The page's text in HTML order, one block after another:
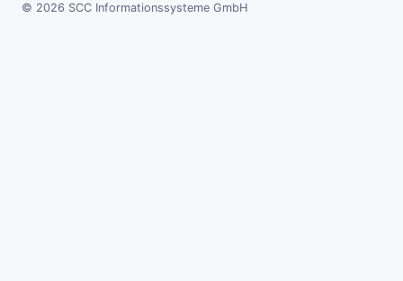
© 2026 SCC Informationssysteme GmbH